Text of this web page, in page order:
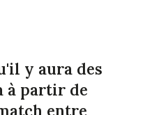
y aura des
à partir de
entre